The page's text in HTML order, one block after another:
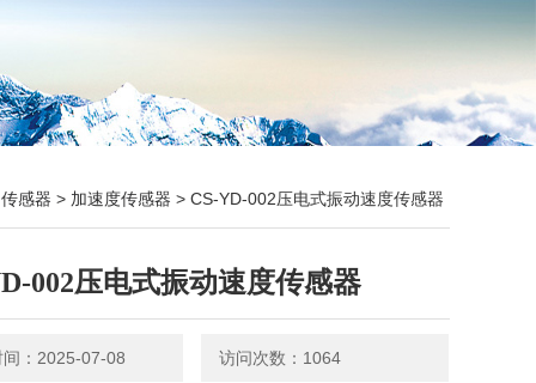
传感器 > 加速度传感器 > CS-YD-002压电式振动速度传感器
002压电式振动速度传感器
间：2025-07-08 访问次数：1064